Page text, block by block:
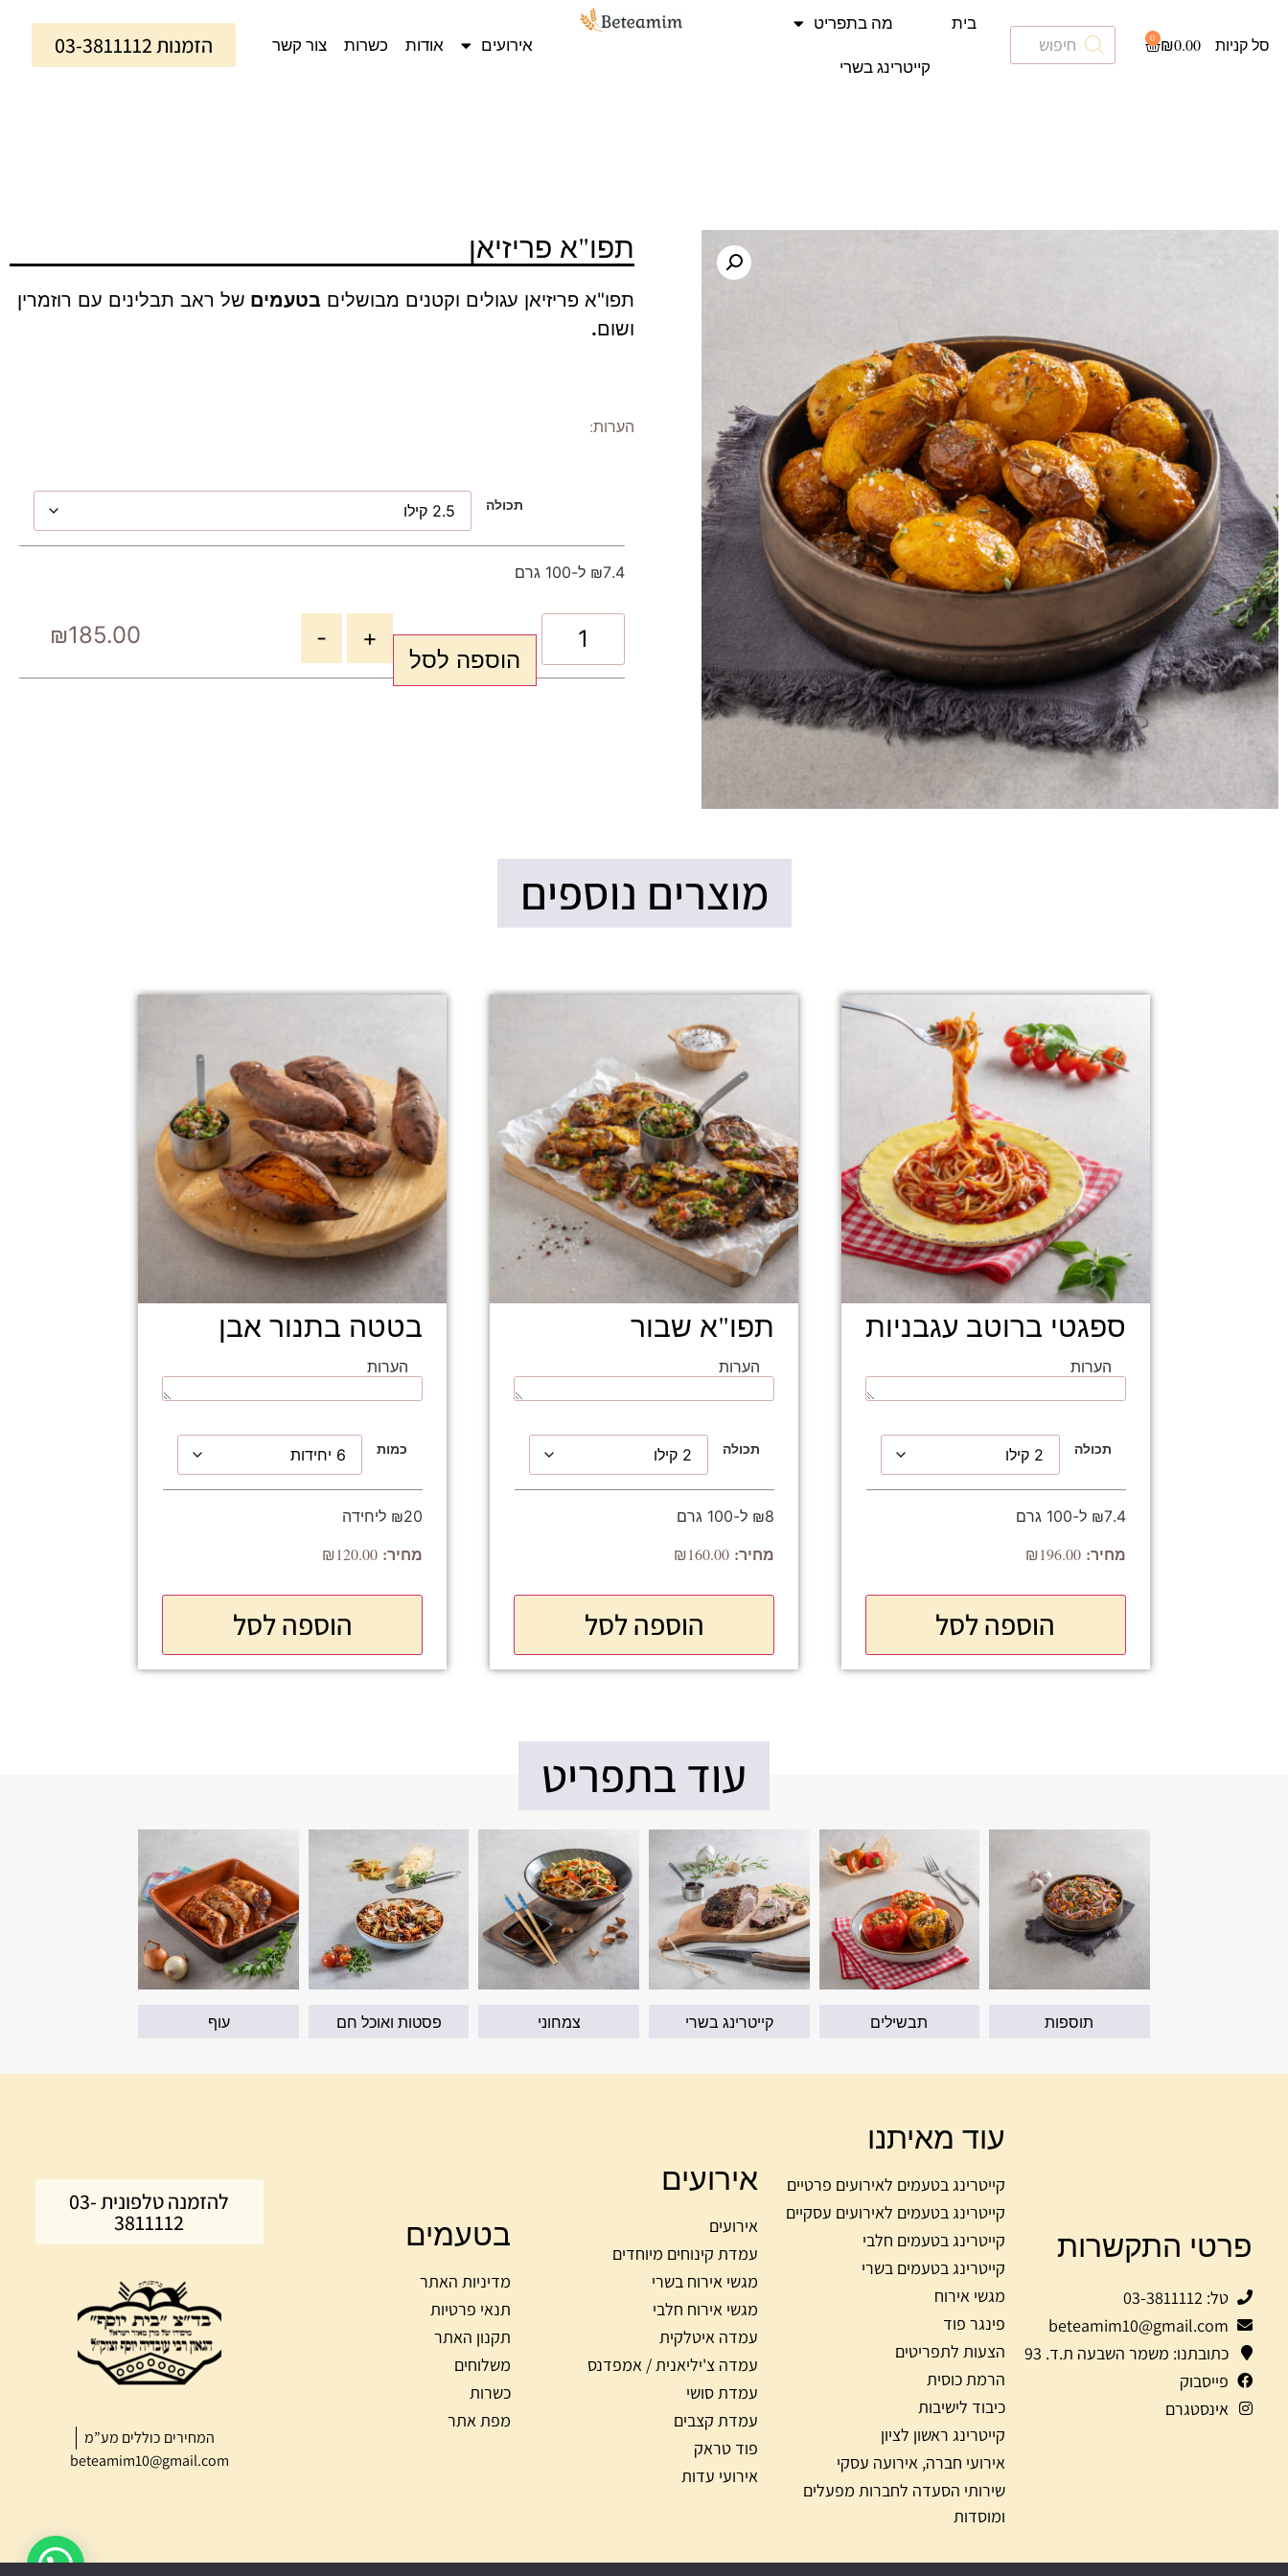
₪0.00
0
בית
מה בתפריט
קייטרינג בשרי
אירועים אודות כשרות צור קשר הזמנות 03-3811112
תפו"א פריזיאן
תפו"א פריזיאן עגולים וקטנים מבושלים בטעמים של ראב תבלינים עם רוזמרין
ושום.
הערות:
תכולה
₪7.4 ל-100 גרם
₪185.00 +
-
הוספה לסל
מוצרים נוספים
ספגטי ברוטב עגבניות
הערות
תכולה
₪7.4 ל-100 גרם
₪196.00
הוספה לסל
תפו"א שבור
הערות
תכולה
₪8 ל-100 גרם
₪160.00
הוספה לסל
בטטה בתנור אבן
הערות
כמות
₪20 ליחידה
₪120.00
הוספה לסל
עוד בתפריט
תוספות תבשילים קייטרינג בשרי צמחוני פסטות ואוכל חם עוף
פרטי התקשרות
טל: 03-3811112
beteamim10@gmail.com
כתובתנו: משמר השבעה ת.ד. 93
פייסבוק
אינסטגרם
עוד מאיתנו
קייטרינג בטעמים לאירועים פרטיים
קייטרינג בטעמים לאירועים עסקיים
קייטרינג בטעמים חלבי
קייטרינג בטעמים בשרי
מגשי אירוח
פינגר פוד
הצעות לתפריטים
הרמת כוסית
כיבוד לישיבות
קייטרינג ראשון לציון
אירועי חברה, אירועה עסקי
שירותי הסעדה לחברות מפעלים
ומוסדות
אירועים
אירועים
עמדת קינוחים מיוחדים
מגשי אירוח בשרי
מגשי אירוח חלבי
עמדה איטלקית
עמדה צ'יליאנית / אמפדנס
עמדת סושי
עמדת קצבים
פוד טראק
אירועי עדות
בטעמים
מדיניות האתר
תנאי פרטיות
תקנון האתר
משלוחים
כשרות
מפת אתר
להזמנה טלפונית 03-
3811112
המחירים כוללים מע”מ
beteamim10@gmail.com
נשמח לעזור לכל שאלה?